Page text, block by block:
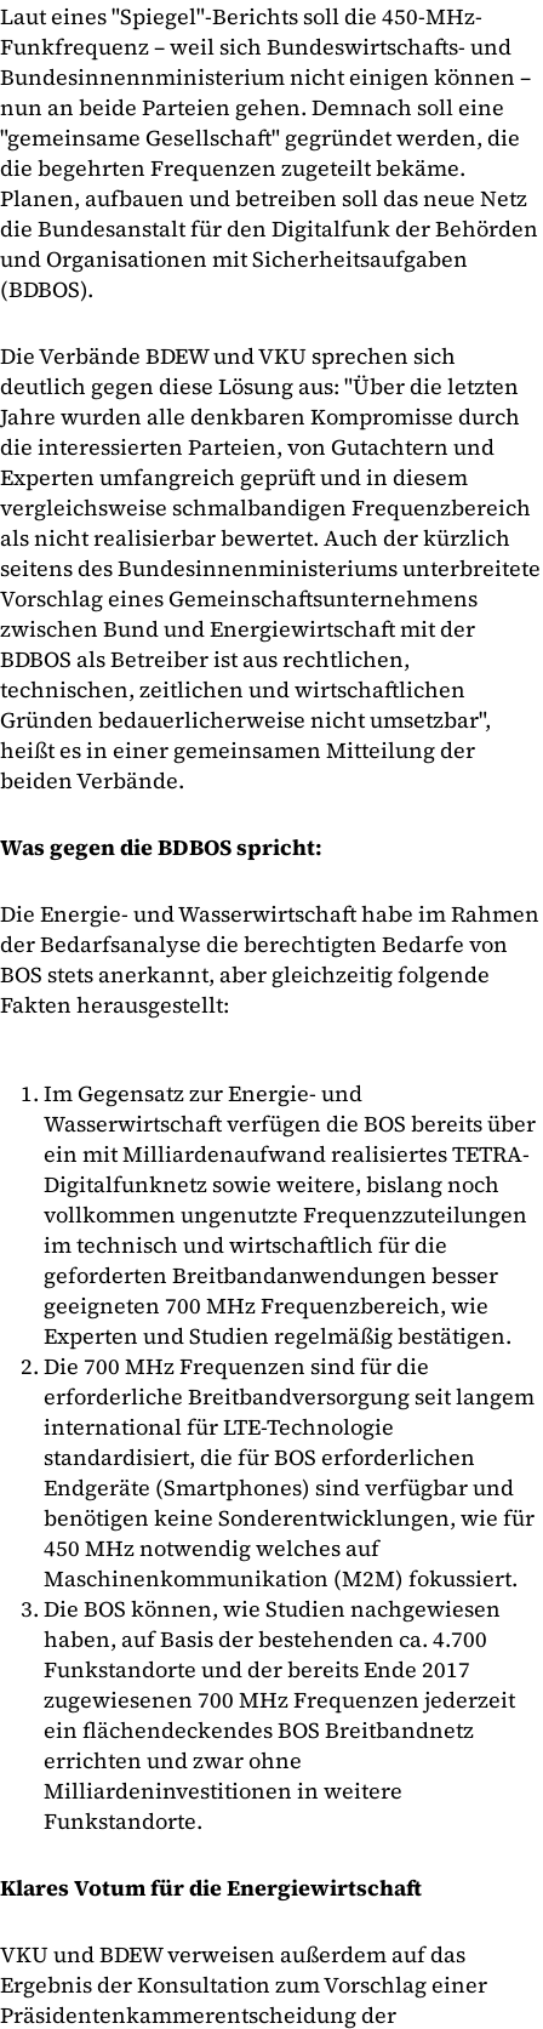
Laut eines "Spiegel"-Berichts soll die 450-MHz-
Funkfrequenz – weil sich Bundeswirtschafts- und
Bundesinnennministerium nicht einigen können –
nun an beide Parteien gehen. Demnach soll eine
"gemeinsame Gesellschaft" gegründet werden, die
die begehrten Frequenzen zugeteilt bekäme.
Planen, aufbauen und betreiben soll das neue Netz
die Bundesanstalt für den Digitalfunk der Behörden
und Organisationen mit Sicherheitsaufgaben
(BDBOS).
Die Verbände BDEW und VKU sprechen sich
deutlich gegen diese Lösung aus: "Über die letzten
Jahre wurden alle denkbaren Kompromisse durch
die interessierten Parteien, von Gutachtern und
Experten umfangreich geprüft und in diesem
vergleichsweise schmalbandigen Frequenzbereich
als nicht realisierbar bewertet. Auch der kürzlich
seitens des Bundesinnenministeriums unterbreitete
Vorschlag eines Gemeinschaftsunternehmens
zwischen Bund und Energiewirtschaft mit der
BDBOS als Betreiber ist aus rechtlichen,
technischen, zeitlichen und wirtschaftlichen
Gründen bedauerlicherweise nicht umsetzbar",
heißt es in einer gemeinsamen Mitteilung der
beiden Verbände.
Was gegen die BDBOS spricht:
Die Energie- und Wasserwirtschaft habe im Rahmen
der Bedarfsanalyse die berechtigten Bedarfe von
BOS stets anerkannt, aber gleichzeitig folgende
Fakten herausgestellt:
Im Gegensatz zur Energie- und
Wasserwirtschaft verfügen die BOS bereits über
ein mit Milliardenaufwand realisiertes TETRA-
Digitalfunknetz sowie weitere, bislang noch
vollkommen ungenutzte Frequenzzuteilungen
im technisch und wirtschaftlich für die
geforderten Breitbandanwendungen besser
geeigneten 700 MHz Frequenzbereich, wie
Experten und Studien regelmäßig bestätigen.
Die 700 MHz Frequenzen sind für die
erforderliche Breitbandversorgung seit langem
international für LTE-Technologie
standardisiert, die für BOS erforderlichen
Endgeräte (Smartphones) sind verfügbar und
benötigen keine Sonderentwicklungen, wie für
450 MHz notwendig welches auf
Maschinenkommunikation (M2M) fokussiert.
Die BOS können, wie Studien nachgewiesen
haben, auf Basis der bestehenden ca. 4.700
Funkstandorte und der bereits Ende 2017
zugewiesenen 700 MHz Frequenzen jederzeit
ein flächendeckendes BOS Breitbandnetz
errichten und zwar ohne
Milliardeninvestitionen in weitere
Funkstandorte.
Klares Votum für die Energiewirtschaft
VKU und BDEW verweisen außerdem auf das
Ergebnis der Konsultation zum Vorschlag einer
Präsidentenkammerentscheidung der